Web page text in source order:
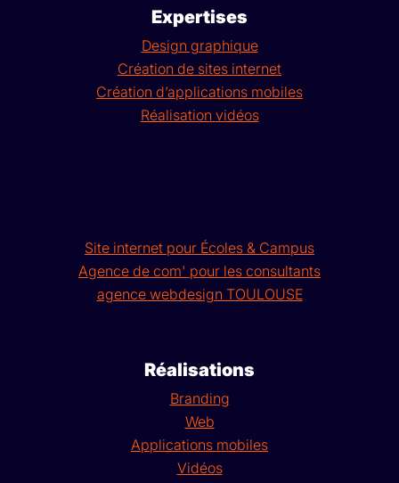
Expertises
Design graphique
Création de sites internet
Création d’applications mobiles
Réalisation vidéos
Site internet pour Écoles & Campus
Agence de com' pour les consultants
agence webdesign TOULOUSE
Réalisations
Branding
Web
Applications mobiles
Vidéos